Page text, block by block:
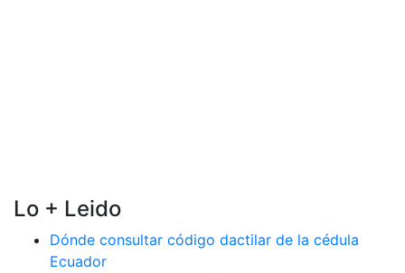
Lo + Leido
Dónde consultar código dactilar de la cédula
Ecuador